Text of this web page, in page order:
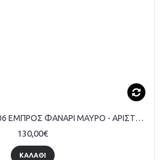
NISSAN ALMERA '02-'06 ΕΜΠΡΟΣ ΦΑΝΑΡΙ ΜΑΥΡΟ - ΑΡΙΣΤΕΡΟ
130,00€
ΚΑΛΆΘΙ